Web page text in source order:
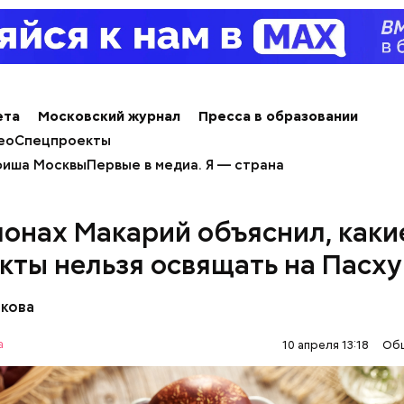
Московский журнал
Пресса в образовании
Спецпроекты
МосквыПервые в медиа. Я — страна
Макарий объяснил,
нельзя освящать на Пасху
10 апреля 13:18
со сливками